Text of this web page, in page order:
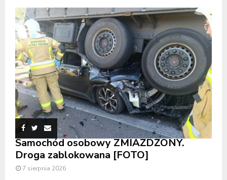
Samochód osobowy ZMIAŻDŻONY.
Droga zablokowana [FOTO]
7 sierpnia 2026